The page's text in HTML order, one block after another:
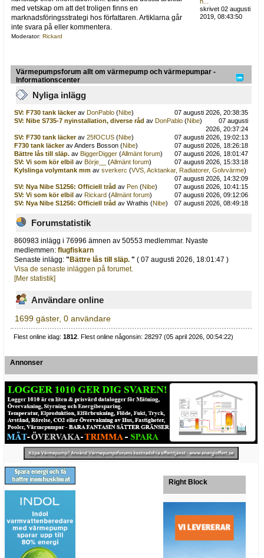
med vetskap om att det troligen finns en
marknadsföringsstrategi hos författaren. Artiklarna går
inte svara på eller kommentera.
Moderator: Rickard
skrivet 02 augusti
2019, 08:43:50
Värmepumpsforum allt om värmepump och värmepumpar -
Informationscenter
Nyliga inlägg
SV: F730 tank läckerav DonPablo(Nibe)
07 augusti 2026, 20:38:35
SV: Nibe S735-7 nyinstallation, diverse råd av DonPablo(Nibe)
07 augusti
2026, 20:37:24
SV: F730 tank läckerav 25fOCUS(Nibe)
07 augusti 2026, 19:02:13
F730 tank läckerav Anders Bosson (Nibe)
07 augusti 2026, 18:26:18
Bättre lås till släp. av BiggerDigger(Allmänt forum)
07 augusti 2026, 18:01:47
SV: Vi som kör elbilav Börje__ (Allmänt forum)
07 augusti 2026, 15:33:18
Kylslinga volymtank mmav sverkerc (VVS, Acktankar, Radiatorer, Golvvärme)
07 augusti 2026, 14:32:09
SV: Nya Nibe S1256: Officiell tråd av Pen(Nibe)
07 augusti 2026, 10:41:15
SV: Vi som kör elbilav Rickard(Allmänt forum)
07 augusti 2026, 09:12:06
SV: Nya Nibe S1256: Officiell tråd av Wrathis (Nibe) 07 augusti 2026, 08:49:18
Forumstatistik
860983 inlägg i 76996 ämnen av 50553 medlemmar. Nyaste
medlemmen:flugfiskarn
Senaste inlägg:" Bättre lås till släp." ( 07 augusti 2026, 18:01:47 )
Visa de senaste inläggen på forumet.
[Mer statistik]
Användare online
1699 gäster, 0 användare
Flest online idag:1812 . Flest online någonsin: 28297 (05 april 2026, 00:54:22)
Annonser
Right Block